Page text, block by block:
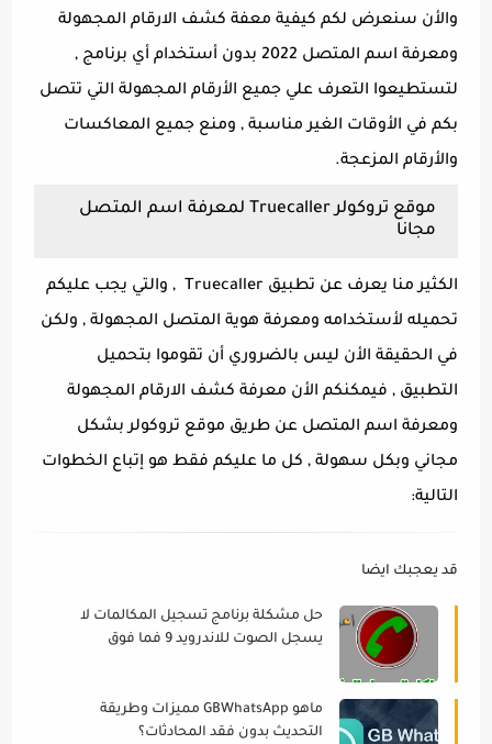
والأن سنعرض لكم كيفية معفة كشف الارقام المجهولة
ومعرفة اسم المتصل 2022 بدون أستخدام أي برنامج ,
لتستطيعوا التعرف علي جميع الأرقام المجهولة التي تتصل
بكم في الأوقات الغير مناسبة , ومنع جميع المعاكسات
والأرقام المزعجة.
موقع تروكولر Truecaller لمعرفة اسم المتصل
مجانا
الكثير منا يعرف عن تطبيق Truecaller , والتي يجب عليكم
تحميله لأستخدامه ومعرفة هوية المتصل المجهولة , ولكن
في الحقيقة الأن ليس بالضروري أن تقوموا بتحميل
التطبيق , فيمكنكم الأن معرفة كشف الارقام المجهولة
ومعرفة اسم المتصل عن طريق موقع تروكولر بشكل
مجاني وبكل سهولة , كل ما عليكم فقط هو إتباع الخطوات
التالية:
قد يعجبك ايضا
حل مشكلة برنامج تسجيل المكالمات لا
يسجل الصوت للاندرويد 9 فما فوق
ماهو GBWhatsApp مميزات وطريقة
التحديث بدون فقد المحادثات؟